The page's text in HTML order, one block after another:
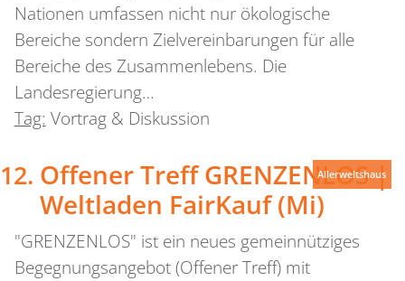
Nationen umfassen nicht nur ökologische
Bereiche sondern Zielvereinbarungen für alle
Bereiche des Zusammenlebens. Die
Landesregierung…
Tag: Vortrag & Diskussion
Offener Treff GRENZENLOS |
Weltladen FairKauf (Mi)
"GRENZENLOS" ist ein neues gemeinnütziges
Begegnungsangebot (Offener Treff) mit
Allerweltshaus